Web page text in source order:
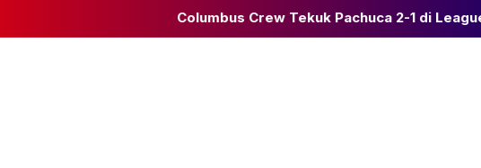
Columbus Crew Tekuk Pachuca 2-1 di Leagues Cup 2026